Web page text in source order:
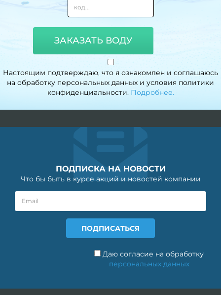
ЗАКАЗАТЬ ВОДУ
Настоящим подтверждаю, что я ознакомлен и соглашаюсь
на обработку персональных данных и условия политики
конфиденциальности. Подробнее.
ПОДПИСКА НА НОВОСТИ
Что бы быть в курсе акций и новостей компании
Даю согласие на обработку
персональных данных